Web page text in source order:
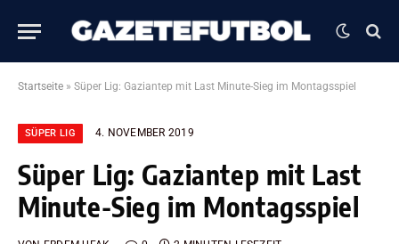
Startseite » Süper Lig: Gaziantep mit Last Minute-Sieg im Montagsspiel
SÜPER LIG 4. NOVEMBER 2019
Süper Lig: Gaziantep mit Last
Minute-Sieg im Montagsspiel